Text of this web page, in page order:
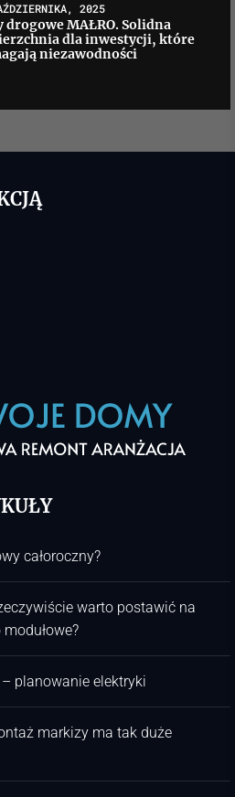
2025
drogowe MAŁRO. Solidna
dla inwestycji, które
niezawodności
całoroczny?
warto postawić na
planowanie elektryki
markizy ma tak duże